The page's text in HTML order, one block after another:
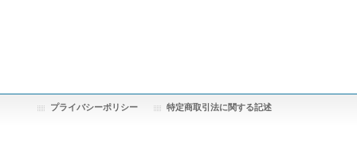
プライバシーポリシー 特定商取引法に関する記述